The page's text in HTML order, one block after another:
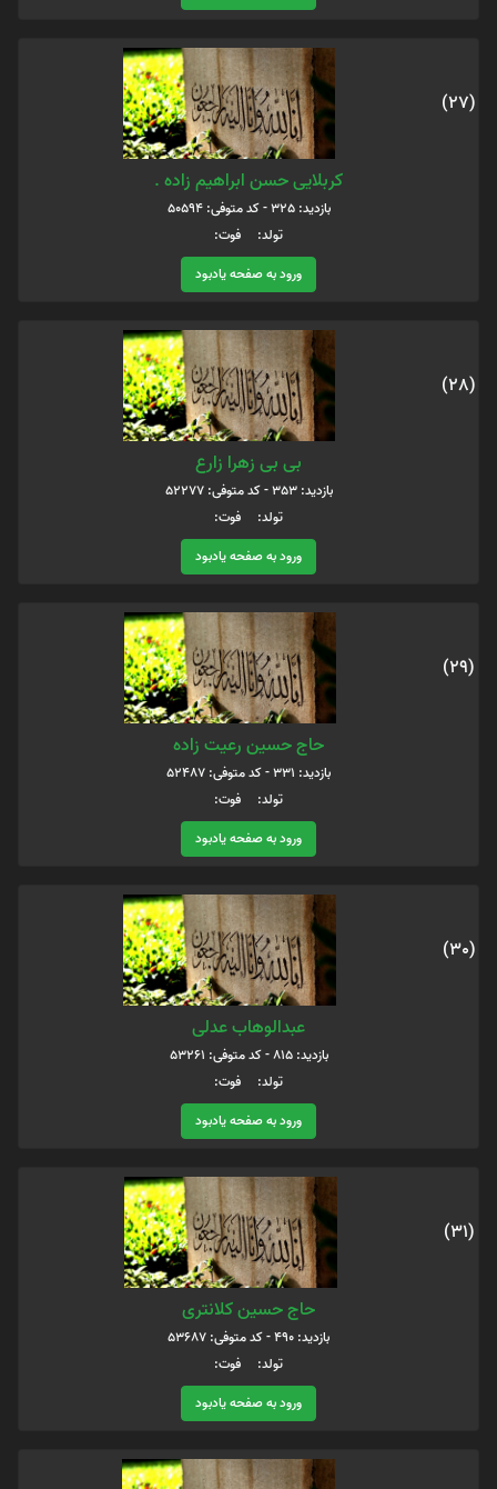
(27)
کربلایی حسن ابراهیم زاده .
بازدید: 325 - کد متوفی: 50594
تولد: فوت:
ورود به صفحه یادبود
(28)
بی بی زهرا زارع
بازدید: 353 - کد متوفی: 52277
تولد: فوت:
ورود به صفحه یادبود
(29)
حاج حسین رعیت زاده
بازدید: 331 - کد متوفی: 52487
تولد: فوت:
ورود به صفحه یادبود
(30)
عبدالوهاب عدلی
بازدید: 815 - کد متوفی: 53261
تولد: فوت:
ورود به صفحه یادبود
(31)
حاج حسین کلانتری
بازدید: 490 - کد متوفی: 53687
تولد: فوت:
ورود به صفحه یادبود